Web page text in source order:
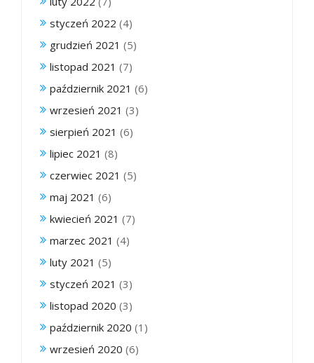
styczeń 2022 (4)
grudzień 2021 (5)
listopad 2021 (7)
październik 2021 (6)
wrzesień 2021 (3)
sierpień 2021 (6)
lipiec 2021 (8)
czerwiec 2021 (5)
maj 2021 (6)
kwiecień 2021 (7)
marzec 2021 (4)
luty 2021 (5)
styczeń 2021 (3)
listopad 2020 (3)
październik 2020 (1)
wrzesień 2020 (6)